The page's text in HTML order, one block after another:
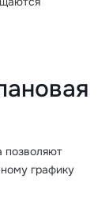
позволяют
графику